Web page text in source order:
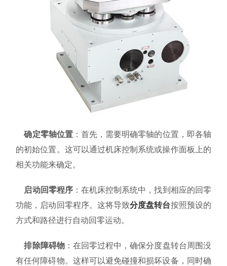
确定零轴位置：首先，需要明确零轴的位置，即各轴
的初始位置。这可以通过机床控制系统或操作面板上的
相关功能来确定。
启动回零程序：在机床控制系统中，找到相应的回零
功能，启动回零程序。这将导致分度盘转台按照预设的
方式和路径进行自动回零运动。
排除障碍物：在回零过程中，确保分度盘转台周围没
有任何障碍物。这样可以避免碰撞和损坏设备，同时确